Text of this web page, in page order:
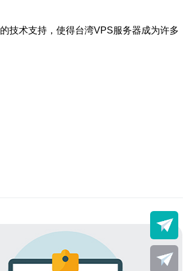
技术支持，使得台湾VPS服务器成为许多